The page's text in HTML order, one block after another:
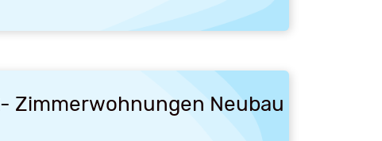
Zimmerwohnungen Neubau in